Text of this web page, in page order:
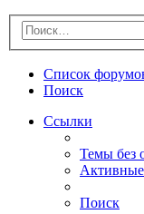
Список
Поиск
Ссылки
Темы без
Поиск